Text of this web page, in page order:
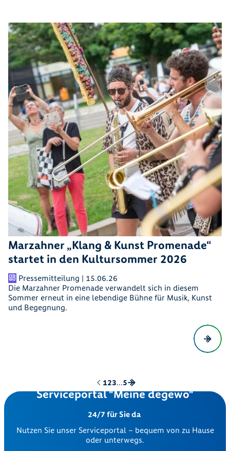
Marzahner „Klang & Kunst Promenade“
startet in den Kultursommer 2026
Pressemitteilung | 15.06.26
Die Marzahner Promenade verwandelt sich in diesem
Sommer erneut in eine lebendige Bühne für Musik, Kunst
und Begegnung.
123...5
Serviceportal "Meine degewo"
24/7 für Sie da
Nutzen Sie unser Serviceportal – bequem von zu Hause
oder unterwegs.